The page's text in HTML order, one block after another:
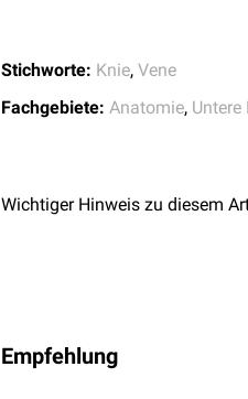
Stichworte: Knie, Vene
Fachgebiete: Anatomie,
Wichtiger Hinweis zu diesem
Empfehlung